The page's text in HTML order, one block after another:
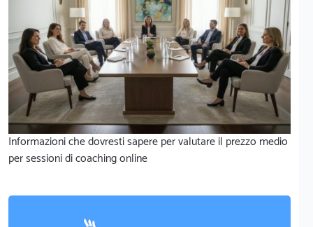
Informazioni che dovresti sapere per valutare il prezzo medio
per sessioni di coaching online